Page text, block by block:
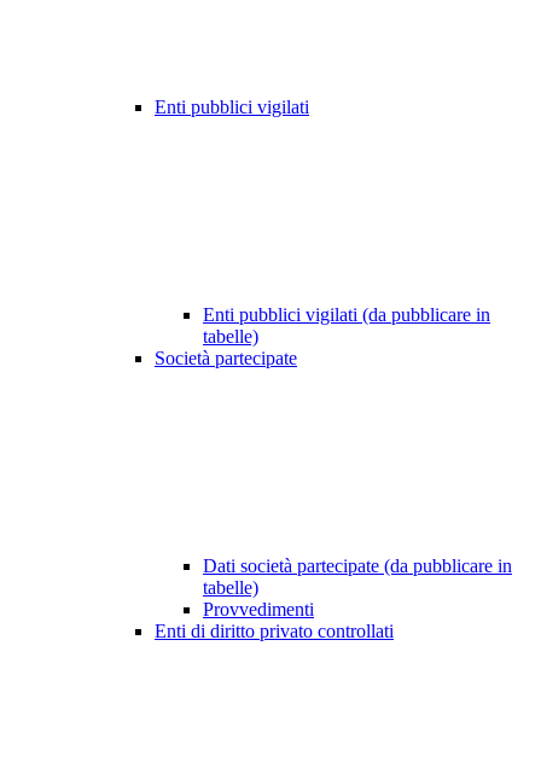
Enti pubblici vigilati
Enti pubblici vigilati (da pubblicare in
tabelle)
Società partecipate
Dati società partecipate (da pubblicare in
tabelle)
Provvedimenti
Enti di diritto privato controllati